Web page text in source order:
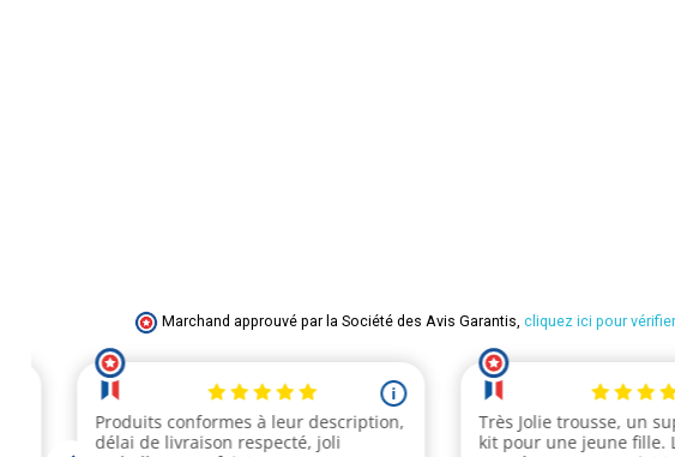
Marchand approuvé par la Société des Avis Garantis, cliquez ici pour vérifier